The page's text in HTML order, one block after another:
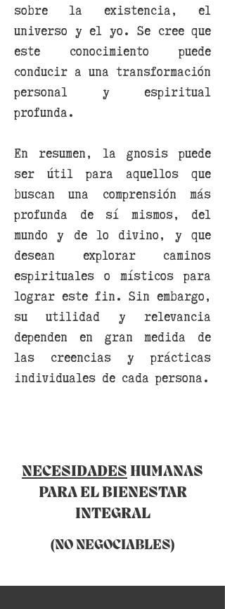
sobre la existencia, el
universo y el yo. Se cree que
este conocimiento puede
conducir a una transformación
personal y espiritual
profunda.
En resumen, la gnosis puede
ser útil para aquellos que
buscan una comprensión más
profunda de sí mismos, del
mundo y de lo divino, y que
desean explorar caminos
espirituales o místicos para
lograr este fin. Sin embargo,
su utilidad y relevancia
dependen en gran medida de
las creencias y prácticas
individuales de cada persona.
NECESIDADES HUMANAS
PARA EL BIENESTAR
INTEGRAL
(NO NEGOCIABLES)